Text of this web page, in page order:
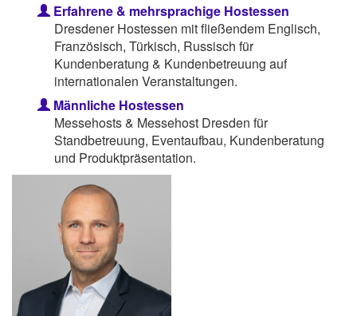
Erfahrene & mehrsprachige Hostessen
Dresdener Hostessen mit fließendem Englisch,
Französisch, Türkisch, Russisch für
Kundenberatung & Kundenbetreuung auf
internationalen Veranstaltungen.
Männliche Hostessen
Messehosts & Messehost Dresden für
Standbetreuung, Eventaufbau, Kundenberatung
und Produktpräsentation.